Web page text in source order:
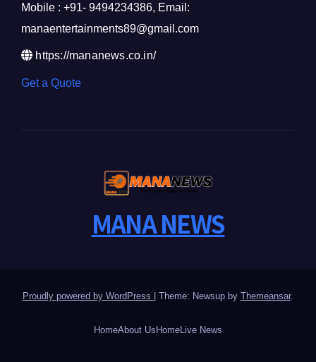
Mobile : +91- 9494234386, Email:
manaentertainments89@gmail.com
https://mananews.co.in/
Get a Quote
MANA NEWS
Proudly powered by WordPress Theme: Newsup by Themeansar.
HomeAbout Us HomeLive News